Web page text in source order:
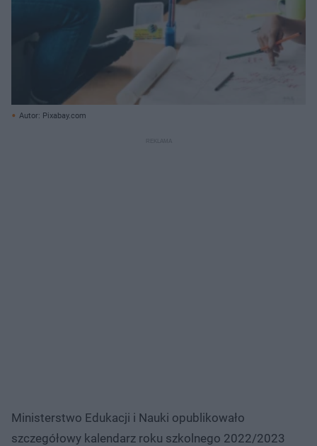
Autor: Pixabay.com
Ministerstwo Edukacji i Nauki opublikowało
szczegółowy kalendarz roku szkolnego 2022/2023